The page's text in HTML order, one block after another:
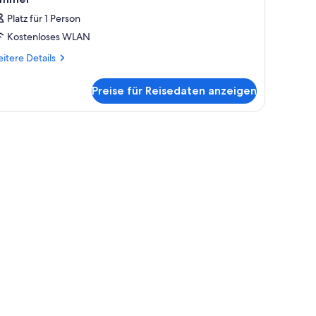
Platz für 1 Person
Kostenloses WLAN
Details
Preise für Reisedaten anzeigen